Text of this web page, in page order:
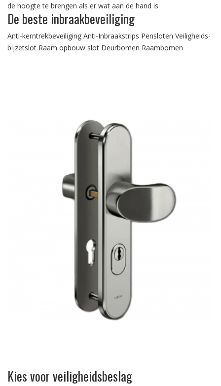
de hoogte te brengen als er wat aan de hand is.
De beste inbraakbeveiliging
Anti-kerntrekbeveiliging Anti-Inbraakstrips Pensloten Veiligheids-
bijzetslot Raam opbouw slot Deurbomen Raambomen
Kies voor veiligheidsbeslag